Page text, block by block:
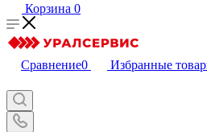
Корзина 0
Сравнение0 Избранные